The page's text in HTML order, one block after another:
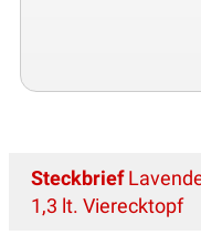
Steckbrief
1,3 lt. Vierecktopf